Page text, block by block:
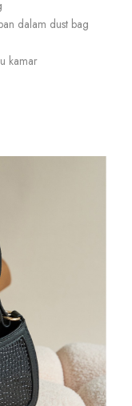
dalam dust bag
kamar